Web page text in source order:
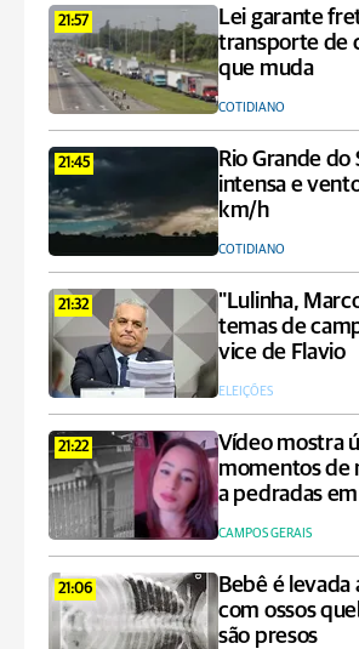
21:57
Lei garante
transporte de
que muda
COTIDIANO
21:45
Rio Grande
intensa e
km/h
COTIDIANO
21:32
"Lulinha,
temas de
vice de Flavio
ELEIÇÕES
21:22
Vídeo mostra
momentos de
a pedradas
CAMPOS GERAIS
21:06
Bebê é levada
com ossos
são presos